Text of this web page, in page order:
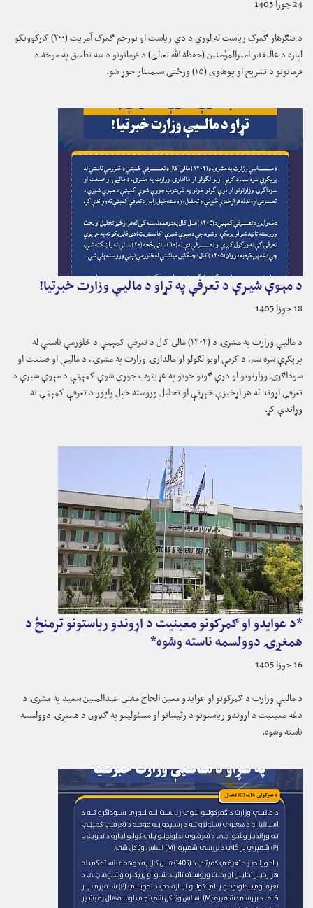
24 جوزا 1405
د ننګرهار ګمرک ریاست له لوري د دې ریاست او تورخم ګمرک آمریت (۲۰۰) کارکوونکو
لپاره د عالیقدر امیرالمؤمنین (حفظه الله تعالی) د فرمانونو د ښه تطبیق په موخه د
فرمانونو د تشرېح او پوهاوي (۱۵) ورځنی سیمینار جوړ شو.
د مېوې شیرې د تعرفې په تړاو د مالیې وزارت خبرتیا!
18 جوزا 1405
د مالیې وزارت په مشرۍ د (۱۴۰۴) مالي کال د تعرفې کمېټې د څلورمې ناستې له
پرېکړې سره سم، د کرنې اوبو لګولو او مالدارۍ وزارت په مشرۍ، د مالیې او صنعت او
سوداګرۍ وزارتونو او درې ګونو خونو په غړیتوب جوړې شوې کمېټې د مېوې شیرې د
تعرفې اړوند له هر اړخیزې څېړنې او تحلیل وروسته خپل راپور د تعرفې کمېټې ته
وړاندې کړ.
*د عوایدو او ګمرکونو معینیت د اړوندو ریاستونو ترمنځ د
همغږۍ دوولسمه ناسته وشوه*
16 جوزا 1405
د مالیې وزارت د ګمرکونو او عوایدو معین الحاج مفتي عبدالمتین سعید په مشرۍ د
دغه معینیت د اړوندو ریاستونو د رئیسانو او مسئولینو په ګډون د همغږۍ دوولسمه
ناسته وشوه.